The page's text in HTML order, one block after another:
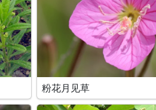
粉花月见草